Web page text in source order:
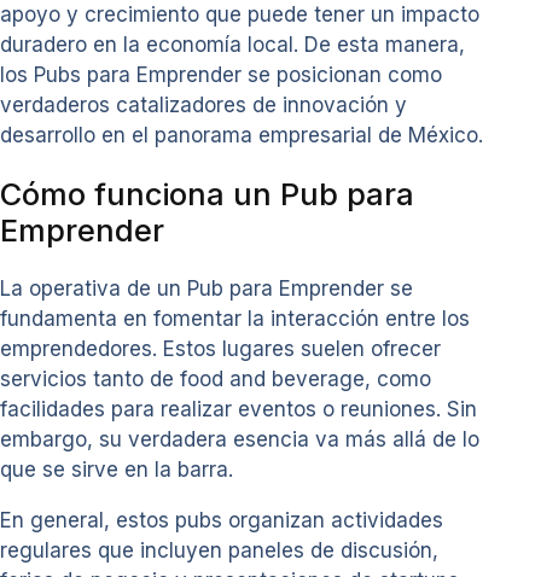
apoyo y crecimiento que puede tener un impacto
duradero en la economía local. De esta manera,
los Pubs para Emprender se posicionan como
verdaderos catalizadores de innovación y
desarrollo en el panorama empresarial de México.
Cómo funciona un Pub para
Emprender
La operativa de un Pub para Emprender se
fundamenta en fomentar la interacción entre los
emprendedores. Estos lugares suelen ofrecer
servicios tanto de food and beverage, como
facilidades para realizar eventos o reuniones. Sin
embargo, su verdadera esencia va más allá de lo
que se sirve en la barra.
En general, estos pubs organizan actividades
regulares que incluyen paneles de discusión,